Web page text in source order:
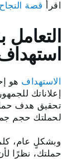
اقرأ قصة
الاستهداف هو
إعلاناتك
تحقيق هدف
لحملتك حجم
وبشكلٍ عام،
حملتك، نظرًا